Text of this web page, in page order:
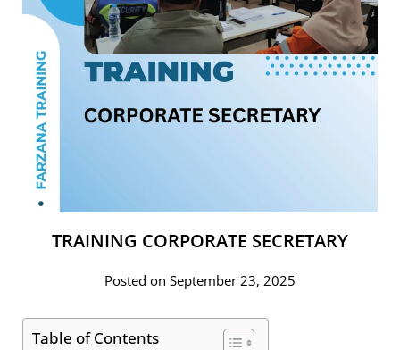
TRAINING CORPORATE SECRETARY
Posted on September 23, 2025
Table of Contents